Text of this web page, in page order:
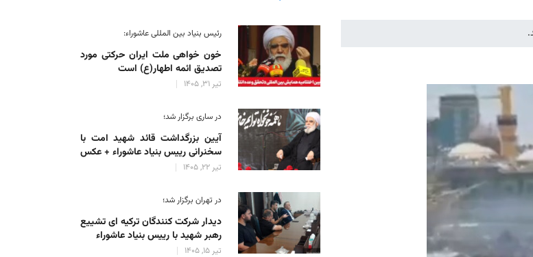
رئیس بنیاد بین المللی عاشوراء:
خون خواهی ملت ایران حرکتی مورد
تصدیق ائمه اطهار(ع) است
تیر 31, 1405
در ساری برگزار شد؛
آیین بزرگداشت قائد شهید امت با
سخنرانی رییس بنیاد عاشوراء + عکس
تیر 22, 1405
در تهران برگزار شد؛
دیدار شرکت کنندگان ترکیه ای تشییع
رهبر شهید با رییس بنیاد عاشوراء
تیر 15, 1405